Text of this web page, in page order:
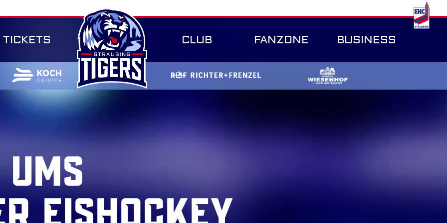
TICKETS CLUB FANZONE BUSINESS
UMS